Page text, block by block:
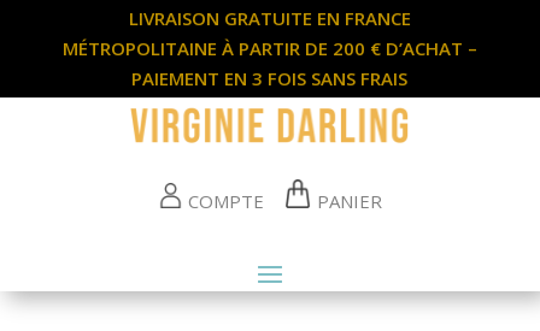
LIVRAISON GRATUITE EN FRANCE
MÉTROPOLITAINE À PARTIR DE 200 € D’ACHAT –
PAIEMENT EN 3 FOIS SANS FRAIS
COMPTE PANIER